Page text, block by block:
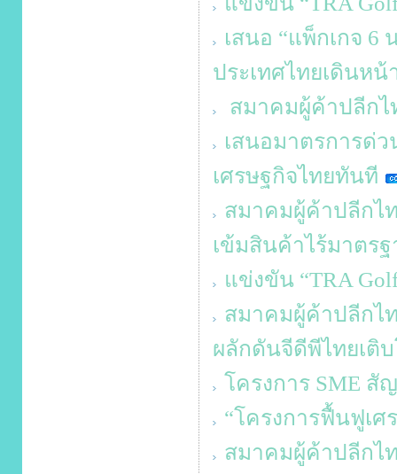
เสนอ “แพ็กเกจ
ประเทศไทยเดินหน้
สมาคมผู้ค้าปลีกไ
เสนอมาตรการด่ว
เศรษฐกิจไทยทันที
สมาคมผู้ค้าปลีกไ
เข้มสินค้าไร้มาตร
แข่งขัน “TRA Golf
สมาคมผู้ค้าปลีกไ
ผลักดันจีดีพีไทยเติ
โครงการ SME สั
“โครงการฟื้นฟูเศ
สมาคมผู้ค้าปลีกไ